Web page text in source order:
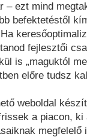
– ezt mind
befektetéstől
fejlesztői
is „maguktól
előre tudsz
weboldal
a piacon, ki
megfelelő